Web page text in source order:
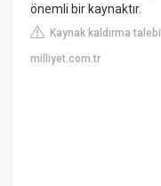
önemli bir kaynaktır.
Kaynak kaldırma talebi
milliyet.com.tr